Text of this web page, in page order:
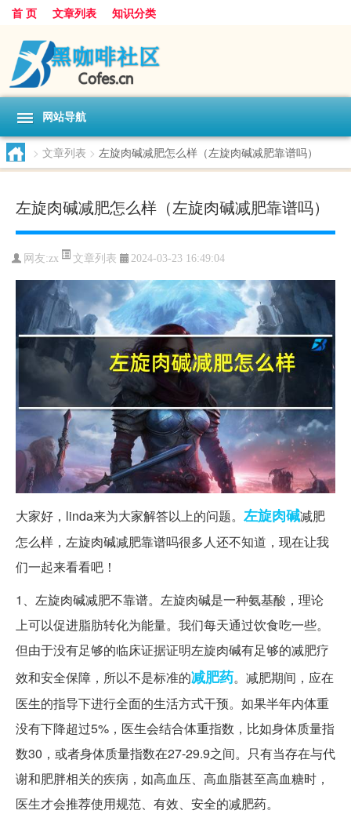
首 页 文章列表 知识分类
网站导航
> 文章列表 > 左旋肉碱减肥怎么样（左旋肉碱减肥靠谱吗）
左旋肉碱减肥怎么样（左旋肉碱减肥靠谱吗）
网友:zx 文章列表 2024-03-23 16:49:04
大家好，linda来为大家解答以上的问题。 左旋肉碱减肥
怎么样，左旋肉碱减肥靠谱吗很多人还不知道，现在让我
们一起来看看吧！
1、左旋肉碱减肥不靠谱。左旋肉碱是一种氨基酸，理论
上可以促进脂肪转化为能量。我们每天通过饮食吃一些。
但由于没有足够的临床证据证明左旋肉碱有足够的减肥疗
效和安全保障，所以不是标准的减肥药。减肥期间，应在
医生的指导下进行全面的生活方式干预。如果半年内体重
没有下降超过5%，医生会结合体重指数，比如身体质量指
数30，或者身体质量指数在27-29.9之间。只有当存在与代
谢和肥胖相关的疾病，如高血压、高血脂甚至高血糖时，
医生才会推荐使用规范、有效、安全的减肥药。